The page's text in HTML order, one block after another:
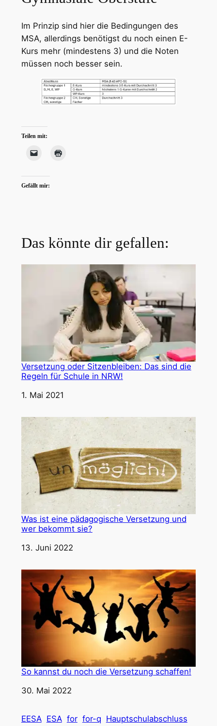
Im Prinzip sind hier die Bedingungen des
MSA, allerdings benötigst du noch einen E-
Kurs mehr (mindestens 3) und die Noten
müssen noch besser sein.
Teilen mit:
Gefällt mir:
Das könnte dir gefallen:
Versetzung oder Sitzenbleiben: Das sind die
Regeln für Schule in NRW!
Datum
1. Mai 2021
Was ist eine pädagogische Versetzung und
wer bekommt sie?
Datum
13. Juni 2022
So kannst du noch die Versetzung schaffen!
Datum
30. Mai 2022
EESA ESA for for-q Hauptschulabschluss